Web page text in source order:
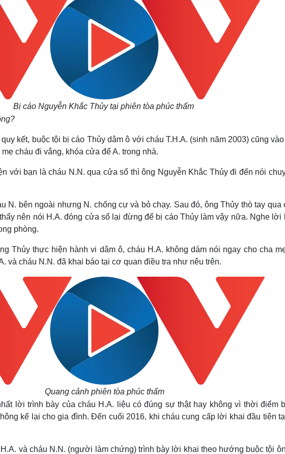
Bị cáo Nguyễn Khắc Thủy tại phiên tòa phúc thẩm
kết, buộc tội bị cáo Thủy dâm ô với cháu T.H.A. (sinh năm 2003) cũng
cháu đi vắng, khóa cửa để A. trong nhà.
với bạn là cháu N.N. qua cửa sổ thì ông Nguyễn Khắc Thủy đi đến nói
N. bên ngoài nhưng N. chống cự và bỏ chạy. Sau đó, ông Thủy thò tay qua
nên nói H.A. đóng cửa sổ lại đừng để bị cáo Thủy làm vậy nữa. Nghe lời
phòng.
Thủy thực hiện hành vi dâm ô, cháu H.A. không dám nói ngay cho cha
và cháu N.N. đã khai báo tại cơ quan điều tra như nêu trên.
Quang cảnh phiên tòa phúc thẩm
lời trình bày của cháu H.A. liệu có đúng sự thật hay không vì thời điểm
kể lại cho gia đình. Đến cuối 2016, khi cháu cung cấp lời khai đầu tiên
và cháu N.N. (người làm chứng) trình bày lời khai theo hướng buộc tội